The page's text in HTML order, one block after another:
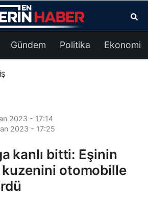
Gündem Politika Ekonomi
2023 - 17:14
2023 - 17:25
kanlı bitti: Eşinin
otomobille